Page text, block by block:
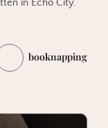
in Echo City.
booknapping